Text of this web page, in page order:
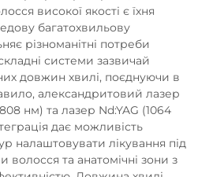
високої якості є їхня
багатохвильову
різноманітні потреби
системи зазвичай
довжин хвилі, поєднуючи в
александритовий лазер
нм) та лазер Nd:YAG (1064
дає можливість
налаштовувати лікування під
волосся та анатомічні зони з